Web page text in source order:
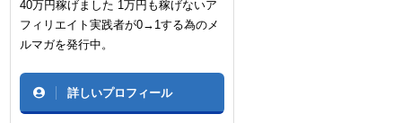
40万円稼げました 1万円も稼げないア
フィリエイト実践者が0→1する為のメ
ルマガを発行中。
詳しいプロフィール